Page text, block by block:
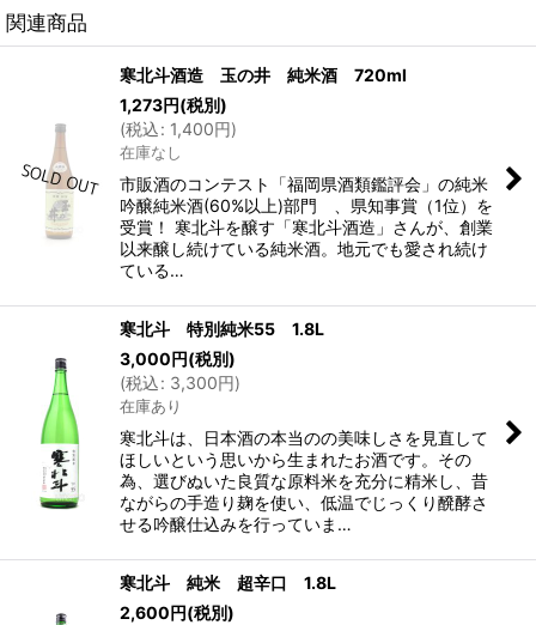
関連商品
寒北斗酒造 玉の井 純米酒 720ml
1,273円(税別)
(税込: 1,400円)
在庫なし
市販酒のコンテスト「福岡県酒類鑑評会」の純米
吟醸純米酒(60%以上)部門 、県知事賞（1位）を
受賞！ 寒北斗を醸す「寒北斗酒造」さんが、創業
以来醸し続けている純米酒。地元でも愛され続け
ている…
寒北斗 特別純米55 1.8L
3,000円(税別)
(税込: 3,300円)
在庫あり
寒北斗は、日本酒の本当のの美味しさを見直して
ほしいという思いから生まれたお酒です。その
為、選びぬいた良質な原料米を充分に精米し、昔
ながらの手造り麹を使い、低温でじっくり醗酵さ
せる吟醸仕込みを行っていま…
寒北斗 純米 超辛口 1.8L
2,600円(税別)